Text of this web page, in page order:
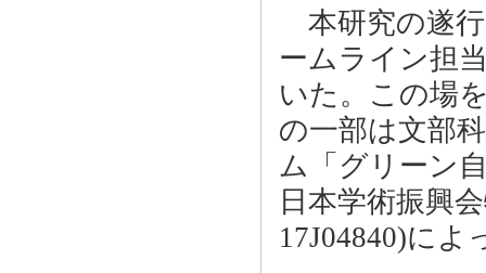
本研究の遂
ームライン担
いた。この場
の一部は文部
ム「グリーン
日本学術振興
17J04840)に